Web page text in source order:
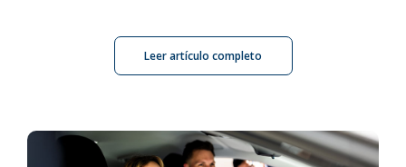
Leer artículo completo